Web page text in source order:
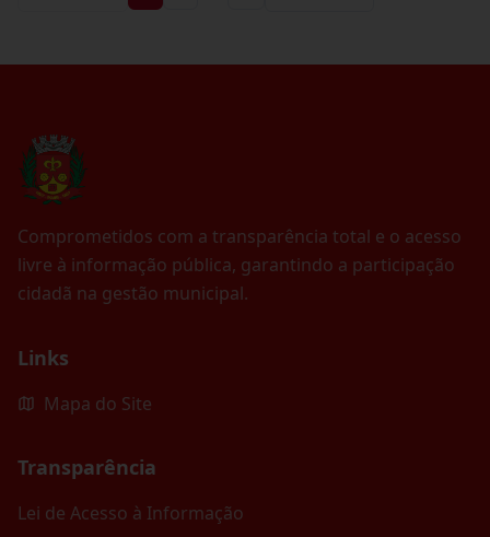
Comprometidos com a transparência total e o acesso
livre à informação pública, garantindo a participação
cidadã na gestão municipal.
Links
Mapa do Site
Transparência
Lei de Acesso à Informação